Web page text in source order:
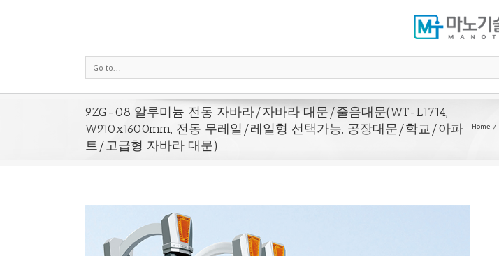
Go to...
9ZG-08 알루미늄 전동 자바라/자바라 대문/줄음대문(WT-L1714,
W910x1600mm, 전동 무레일/레일형 선택가능, 공장대문/학교/아파
트/고급형 자바라 대문)
Home